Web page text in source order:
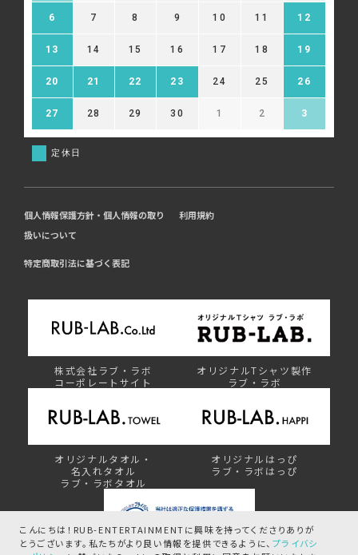
こんにちは！RUB-ENTERTAINMENTに興味を持ってくださりありが
とうございます。 私たちがより良い情報を提供できるように、 プライバシ
6 7 8 9 10 11 12
13 14 15 16 17 18 19
20 21 22 23 24 25 26
27 28 29 30 1 2 3
定休日
個人情報保護方針・個人情報の取り
扱いについて
利用規約
特定商取引法に基づく表記
株式会社ラブ・ラボ
コーポレートサイト
オリジナルTシャツ製作
ラブ・ラボ
オリジナルタオル・
名入れタオル
ラブ・ラボタオル
オリジナルはっぴ
ラブ・ラボはっぴ